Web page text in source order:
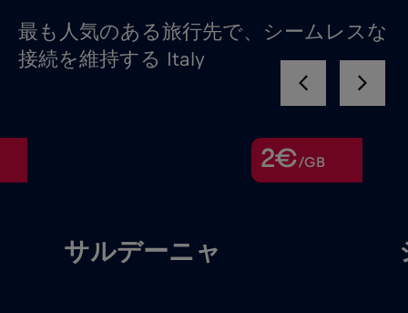
最も人気のある旅行先で、シームレスな
接続を維持する Italy
2€/GB
サルデーニャ